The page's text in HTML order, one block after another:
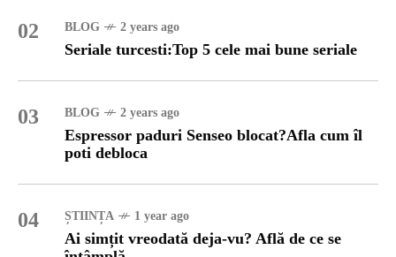
02 BLOG 2 years ago
Seriale turcesti:Top 5 cele mai bune seriale
03 BLOG 2 years ago
Espressor paduri Senseo blocat?Afla cum îl
poti debloca
04 ȘTIINȚA 1 year ago
Ai simțit vreodată deja-vu? Află de ce se